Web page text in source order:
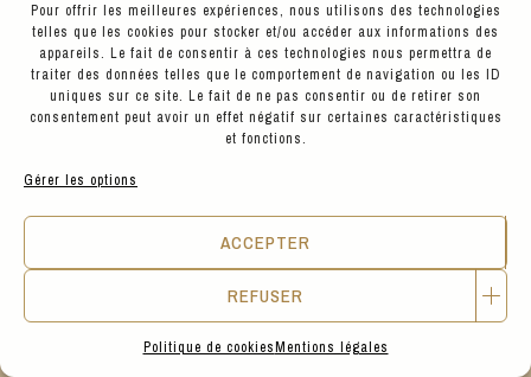
Pour offrir les meilleures expériences, nous utilisons des technologies
telles que les cookies pour stocker et/ou accéder aux informations des
appareils. Le fait de consentir à ces technologies nous permettra de
traiter des données telles que le comportement de navigation ou les ID
uniques sur ce site. Le fait de ne pas consentir ou de retirer son
consentement peut avoir un effet négatif sur certaines caractéristiques
et fonctions.
Gérer les options
ACCEPTER
REFUSER
Politique de cookiesMentions légales